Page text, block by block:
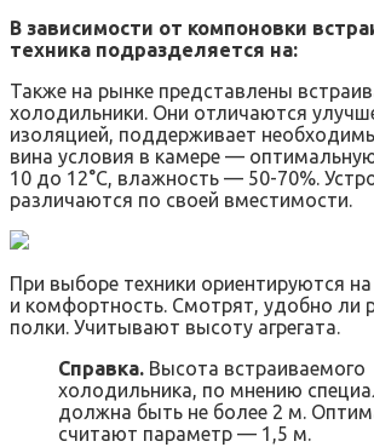
В зависимости от компоновки
техника подразделяется на:
Также на рынке представлены
холодильники. Они отличаются
изоляцией, поддерживает
вина условия в камере —
10 до 12°С, влажность — 50-70%.
различаются по своей вместимости.
При выборе техники ориентируются
и комфортность. Смотрят, удобно ли
полки. Учитывают высоту агрегата.
Справка. Высота встраиваемого
холодильника, по мнению
должна быть не более 2 м.
считают параметр — 1,5 м.